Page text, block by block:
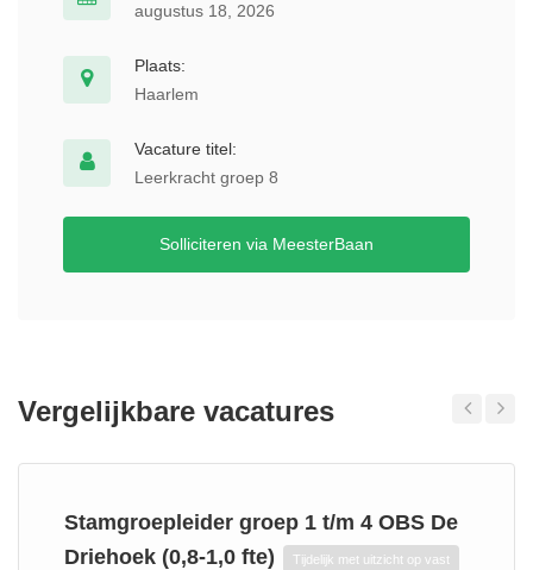
augustus 18, 2026
Plaats:
Haarlem
Vacature titel:
Leerkracht groep 8
Solliciteren via MeesterBaan
Vergelijkbare vacatures
Stamgroepleider groep 1 t/m 4 OBS De
Driehoek (0,8-1,0 fte)
Tijdelijk met uitzicht op vast